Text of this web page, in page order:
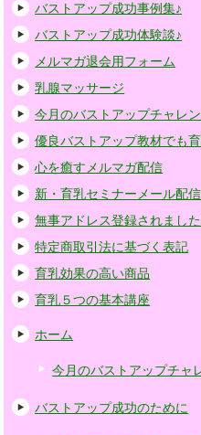
バストアップ成功事例集♪
バストアップ成功体験談♪
メルマガ退会用フォーム
乳腺マッサージ
今月のバストアップチャレ
優良バストアップ教材でも
心を癒すメルマガ配信
新・育乳セミナーメール配
無事アドレス登録されまし
特定商取引法に基づく表記
育乳効果の高い商品
育乳５つの基本講座
ホーム
今月のバストアップチャ
バストアップ成功のために